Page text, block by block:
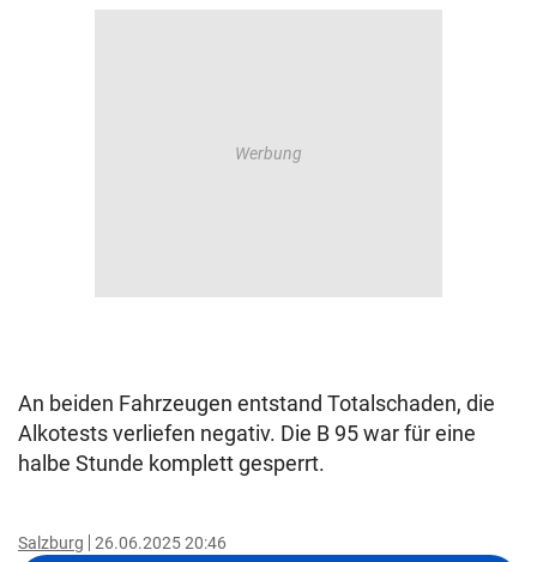
An beiden Fahrzeugen entstand Totalschaden, die
Alkotests verliefen negativ. Die B 95 war für eine
halbe Stunde komplett gesperrt.
Salzburg 26.06.2025 20:46